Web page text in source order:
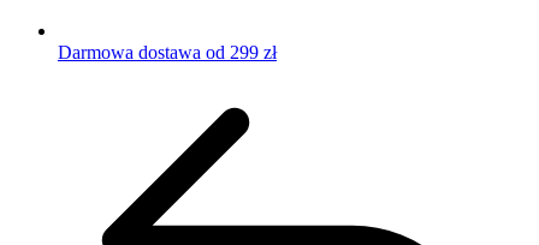
Darmowa dostawa od 299 zł